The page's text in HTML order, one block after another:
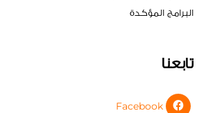
البرامج المؤكدة
تابعنا
Facebook